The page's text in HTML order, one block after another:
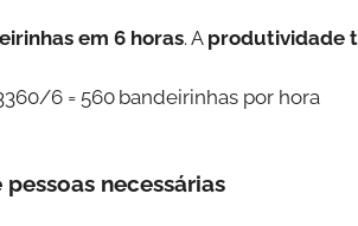
em 6 horas. A produtividade
6 = 560 bandeirinhas por hora
necessárias